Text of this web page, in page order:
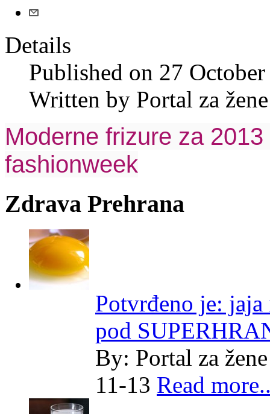
Details
Published on 27
Written by Portal za žene
Moderne frizure za 2013
fashionweek
Zdrava Prehrana
Potvrđeno je: jaja
pod
By: Portal za žene
11-13 Read